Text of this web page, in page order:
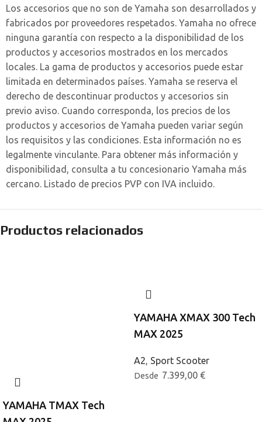
Los accesorios que no son de Yamaha son desarrollados y
fabricados por proveedores respetados. Yamaha no ofrece
ninguna garantía con respecto a la disponibilidad de los
productos y accesorios mostrados en los mercados
locales. La gama de productos y accesorios puede estar
limitada en determinados países. Yamaha se reserva el
derecho de descontinuar productos y accesorios sin
previo aviso. Cuando corresponda, los precios de los
productos y accesorios de Yamaha pueden variar según
los requisitos y las condiciones. Esta información no es
legalmente vinculante. Para obtener más información y
disponibilidad, consulta a tu concesionario Yamaha más
cercano. Listado de precios PVP con IVA incluido.
Productos relacionados
YAMAHA TMAX Tech
YAMAHA XMAX 300 Tech
MAX 2025
A2, Sport Scooter
Desde 7.399,00 €